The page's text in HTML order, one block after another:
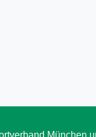
München